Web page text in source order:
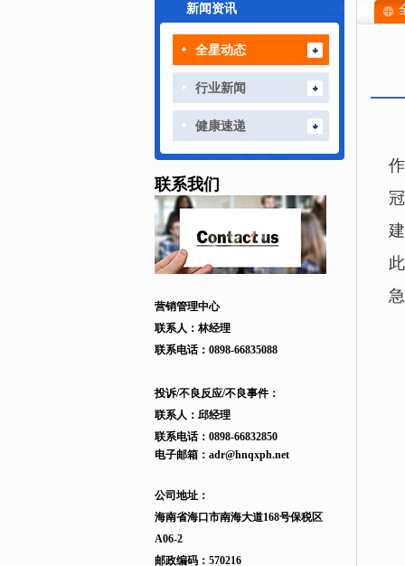
新闻资讯
全星动态
行业新闻
健康速递
联系我们
营销管理中心
联系人：林经理
联系电话： 0898-66835088
投诉/不良反应/不良事件：
联系人：邱经理
联系电话： 0898-66832850
电子邮箱： adr@hnqxph.net
公司地址：
海南省海口市南海大道168号保税区
A06-2
邮政编码：570216